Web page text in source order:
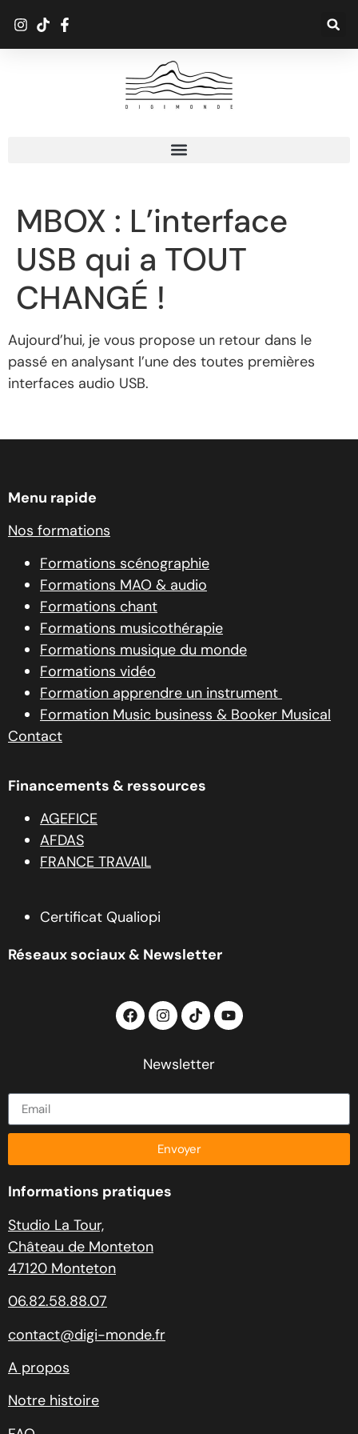
MBOX : L’interface
USB qui a TOUT
CHANGÉ !
Aujourd’hui, je vous propose un retour dans le
passé en analysant l’une des toutes premières
interfaces audio USB.
Menu rapide
Nos formations
Formations scénographie
Formations MAO & audio
Formations chant
Formations musicothérapie
Formations musique du monde
Formations vidéo
Formation apprendre un instrument
Formation Music business & Booker Musical
Contact
Financements & ressources
AGEFICE
AFDAS
FRANCE TRAVAIL
Certificat Qualiopi
Réseaux sociaux & Newsletter
Newsletter
Envoyer
Informations pratiques
Studio La Tour,
Château de Monteton
47120 Monteton
06.82.58.88.07
contact@digi-monde.fr
A propos
Notre histoire